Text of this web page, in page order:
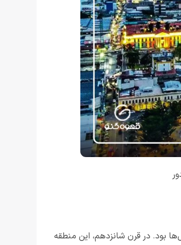
بود. در قرن شانزدهم، این منطقه